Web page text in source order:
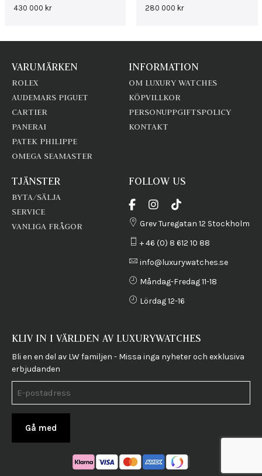
430 000 kr
280 000 kr
VARUMÄRKEN
ROLEX
AUDEMARS PIGUET
CARTIER
PANERAI
PATEK PHILIPPE
OMEGA SEAMASTER
INFORMATION
OM LUXURY WATCHES
KÖPVILLKOR
PERSONUPPGIFTSPOLICY
KONTAKT
TJÄNSTER
BYTA/SÄLJA
SERVICE
VANLIGA FRÅGOR
FOLLOW US
Grev Turegatan 12 Stockholm
+ 46 (0) 8 612 10 88
info@luxurywatches.se
Måndag-Fredag 11-18
Lördag 12-16
KLIV IN I VÄRLDEN AV LUXURYWATCHES
Bli en en del av LW familjen - Missa inga nyheter och exklusiva
erbjudanden
Gå med